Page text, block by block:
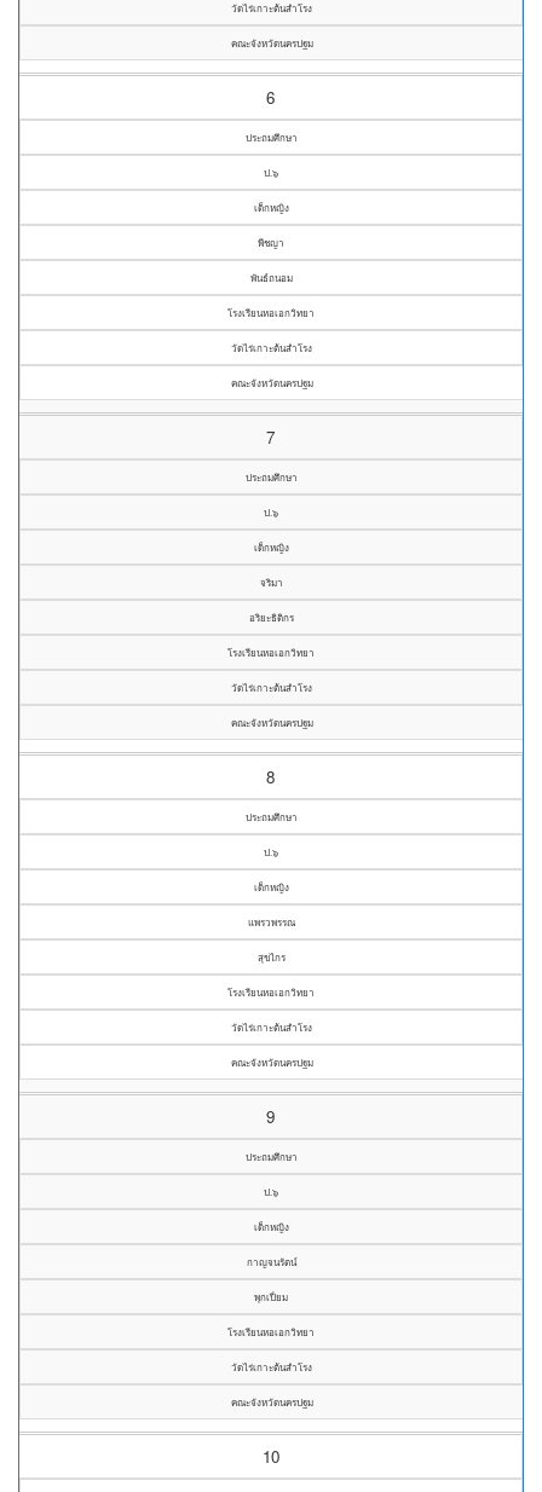
วัดไร่เกาะต้นสำโรง
คณะจังหวัดนครปฐม
6
ประถมศึกษา
ป.๖
เด็กหญิง
พีชญา
พันธ์ถนอม
โรงเรียนหอเอกวิทยา
วัดไร่เกาะต้นสำโรง
คณะจังหวัดนครปฐม
7
ประถมศึกษา
ป.๖
เด็กหญิง
จริมา
อริยะธิติกร
โรงเรียนหอเอกวิทยา
วัดไร่เกาะต้นสำโรง
คณะจังหวัดนครปฐม
8
ประถมศึกษา
ป.๖
เด็กหญิง
แพรวพรรณ
สุขไกร
โรงเรียนหอเอกวิทยา
วัดไร่เกาะต้นสำโรง
คณะจังหวัดนครปฐม
9
ประถมศึกษา
ป.๖
เด็กหญิง
กาญจนรัตน์
พุกเปี่ยม
โรงเรียนหอเอกวิทยา
วัดไร่เกาะต้นสำโรง
คณะจังหวัดนครปฐม
10